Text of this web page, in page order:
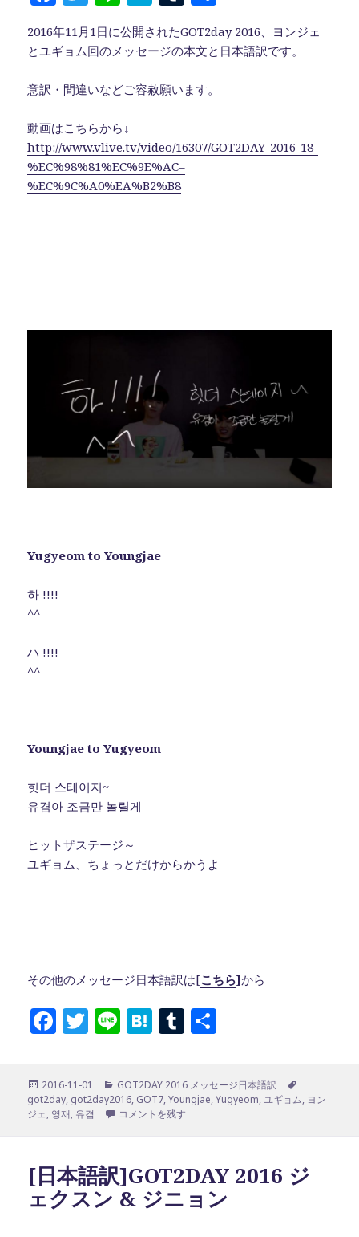
a
c
b
o
o
k
w
it
r
n
e
at
e
a
m
r
有
2016年11月1日に公開されたGOT2day 2016、ヨンジェ
とユギョム回のメッセージの本文と日本語訳です。
意訳・間違いなどご容赦願います。
動画はこちらから↓
http://www.vlive.tv/video/16307/GOT2DAY-2016-18-
%EC%98%81%EC%9E%AC–
%EC%9C%A0%EA%B2%B8
Yugyeom to Youngjae
하 !!!!
^^
ハ !!!!
^^
Youngjae to Yugyeom
힛더 스테이지~
유겸아 조금만 놀릴게
ヒットザステージ～
ユギョム、ちょっとだけからかうよ
その他のメッセージ日本語訳は[こちら]から
F
c
e
b
o
k
T
it
te
r
Li
e
H
e
n
a
T
m
bl
r
投
稿
日:
2016-11-01
カ
テ
ゴ
GOT2DAY 2016 メッセージ日本語訳
グ
got2day, got2day2016, GOT7,Youngjae,Yugyeom,ユギョム, ヨン
ジェ, 영재, 유겸 [日本語訳]GOT2DAY 2016 ヨンジェ & ユギョム に
コメントを残す
[日本語訳]GOT2DAY 2016 ジ
ェクスン & ジニョン